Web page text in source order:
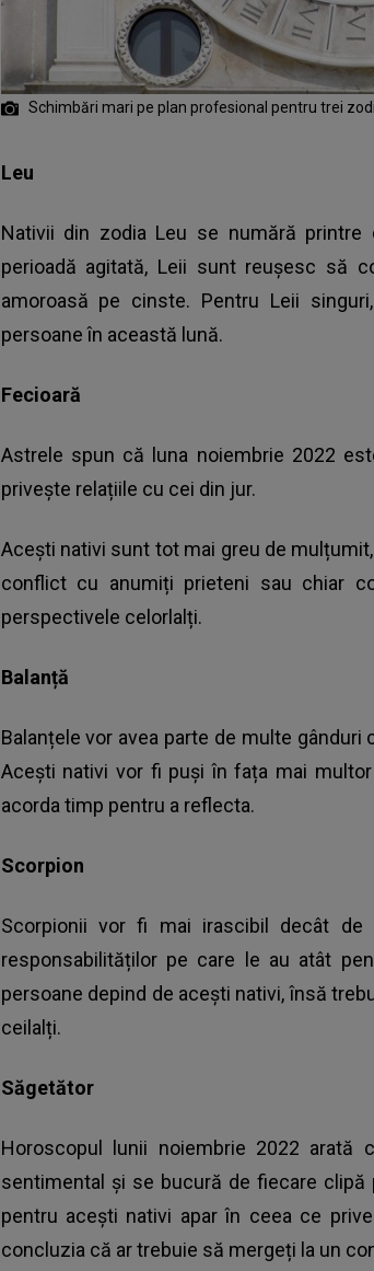
Schimbări mari pe plan profesional pentru trei
Leu
Nativii din zodia Leu se numără
perioadă agitată, Leii sunt reușesc să
amoroasă pe cinste. Pentru Leii
persoane în această lună.
Fecioară
Astrele spun că luna noiembrie 2022
privește relațiile cu cei din jur.
Acești nativi sunt tot mai greu de
conflict cu anumiți prieteni sau chiar
perspectivele celorlalți.
Balanță
Balanțele vor avea parte de multe
Acești nativi vor fi puși în fața mai
acorda timp pentru a reflecta.
Scorpion
Scorpionii vor fi mai irascibil decât
responsabilităților pe care le au atât
persoane depind de acești nativi, însă
ceilalți.
Săgetător
Horoscopul lunii noiembrie 2022
sentimental și se bucură de fiecare
pentru acești nativi apar în ceea ce
concluzia că ar trebuie să mergeți la un